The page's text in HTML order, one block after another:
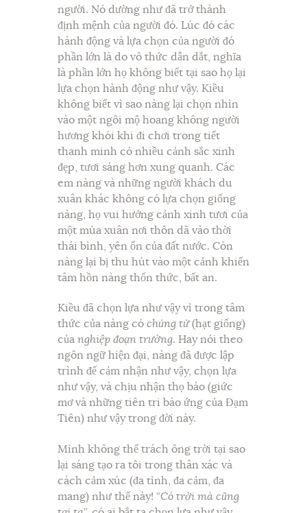
người. Nó dường như đã trở thành
định mệnh của người đó. Lúc đó các
hành động và lựa chọn của người đó
phần lớn là do vô thức dẫn dắt, nghĩa
là phần lớn họ không biết tại sao họ lại
lựa chọn hành động như vậy. Kiều
không biết vì sao nàng lại chọn nhìn
vào một ngôi mộ hoang không người
hương khói khi đi chơi trong tiết
thanh minh có nhiều cảnh sắc xinh
đẹp, tươi sáng hơn xung quanh. Các
em nàng và những người khách du
xuân khác không có lựa chọn giống
nàng, họ vui hưởng cảnh xinh tươi của
một mùa xuân nơi thôn dã vào thời
thái bình, yên ổn của đất nước. Còn
nàng lại bị thu hút vào một cảnh khiến
tâm hồn nàng thổn thức, bất an.
Kiều đã chọn lựa như vậy vì trong tâm
thức của nàng có chủng tử(hạt giống)
của nghiệp đoạn trường. Hay nói theo
ngôn ngữ hiện đại, nàng đã được lập
trình để cảm nhận như vậy, chọn lựa
như vậy, và chịu nhận thọ báo (giức
mơ và những tiên tri báo ứng của Đạm
Tiên) như vậy trong đời này.
Mình không thể trách ông trời tại sao
lại sáng tạo ra tôi trong thân xác và
cách cảm xúc (đa tình, đa cảm, đa
mang) như thế này! “Có trời mà cũng